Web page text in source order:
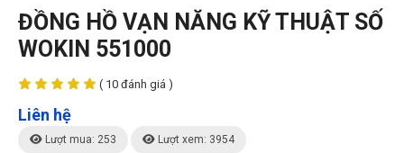
ĐỒNG HỒ VẠN NĂNG KỸ THUẬT SỐ
WOKIN 551000
( 10 đánh giá )
Liên hệ
Lượt mua: 253 Lượt xem: 3954